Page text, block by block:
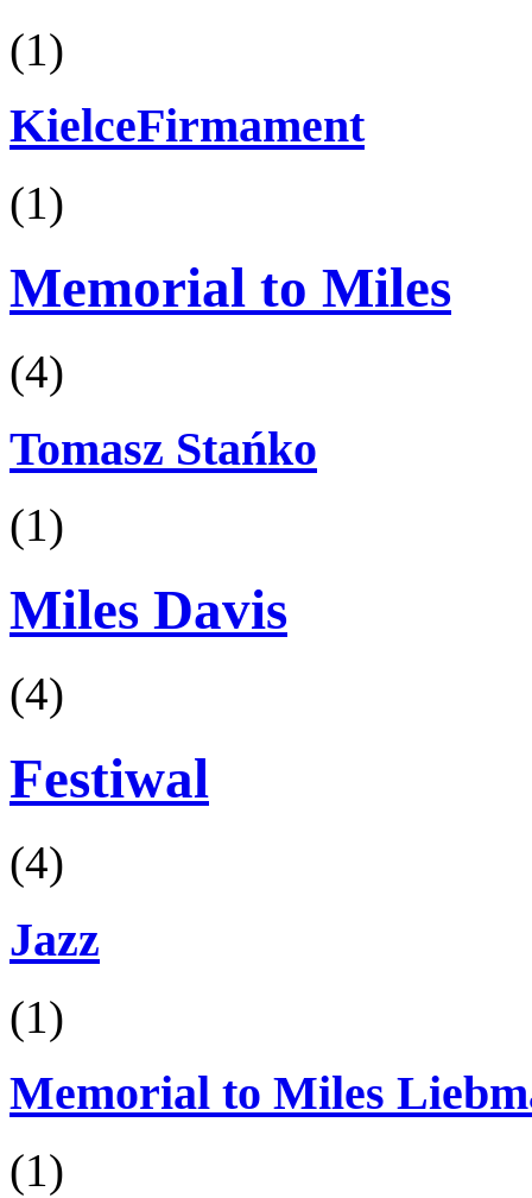
(1)
KielceFirmament
(1)
Memorial to Miles
(4)
Tomasz Stańko
(1)
Miles Davis
(4)
Festiwal
(4)
Jazz
(1)
Memorial to Miles
(1)